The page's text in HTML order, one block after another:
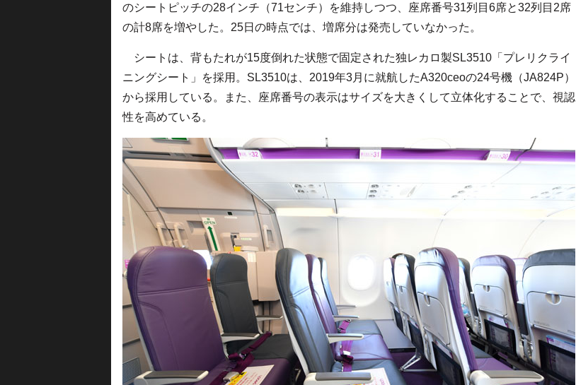
のシートピッチの28インチ（71センチ）を維持しつつ、座席番号31列目6席と32列目2席
の計8席を増やした。25日の時点では、増席分は発売していなかった。
シートは、背もたれが15度倒れた状態で固定された独レカロ製SL3510「プレリクライ
ニングシート」を採用。SL3510は、2019年3月に就航したA320ceoの24号機（JA824P）
から採用している。また、座席番号の表示はサイズを大きくして立体化することで、視認
性を高めている。